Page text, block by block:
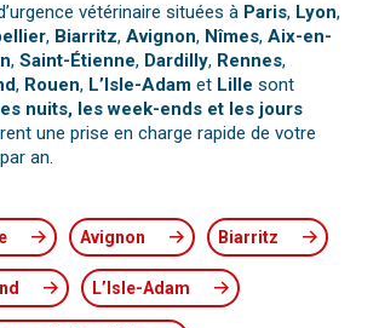
vétérinaire situées à Paris, Lyon,
, Biarritz, Avignon, Nîmes, Aix-en-
, Saint-Étienne, Dardilly, Rennes,
, Rouen, L’Isle-Adam et Lille sont
nuits, les week-ends et les jours
une prise en charge rapide de votre
an.
Avignon Biarritz
L’Isle-Adam